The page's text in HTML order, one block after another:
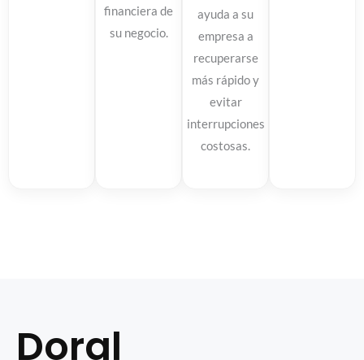
financiera de
su negocio.
ayuda a su
empresa a
recuperarse
más rápido y
evitar
interrupciones
costosas.
Doral